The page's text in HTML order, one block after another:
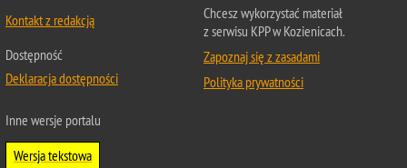
Kontakt z redakcją
Dostępność
Deklaracja dostępności
Chcesz wykorzystać materiał
z serwisu KPP w Kozienicach.
Zapoznaj się z zasadami
Polityka prywatności
Inne wersje portalu
Wersja tekstowa